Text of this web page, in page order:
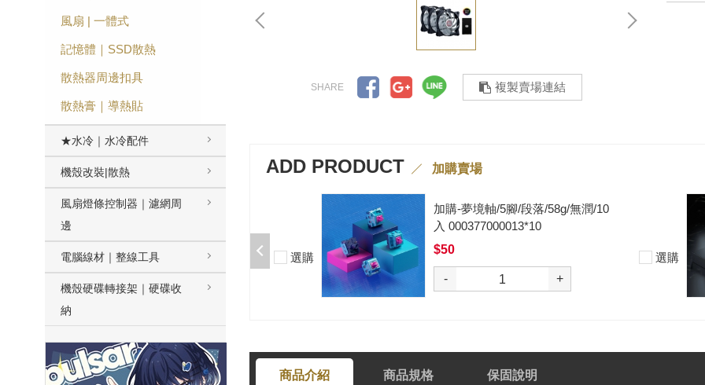
風扇 | 一體式
記憶體｜SSD散熱
散熱器周邊扣具
散熱膏｜導熱貼
★水冷｜水冷配件
機殼改裝|散熱
風扇燈條控制器｜濾網周
邊
電腦線材｜整線工具
機殼硬碟轉接架｜硬碟收
納
複製賣場連結
ADD PRODUCT 加購賣場
加購-夢境軸/5腳/段落/58g/無潤/10
入 000377000013*10
$50
選購
加購-黑武士軸V2/5腳/段落/62g/無
潤/10入 000377000012*10
$50
- +
選購
商品介紹 商品規格 保固說明